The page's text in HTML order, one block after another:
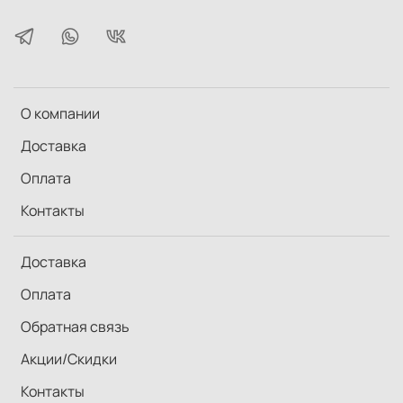
просветлением – это означает, что пользователь
увидит природу во всём её великолепии, в какой
Основные особенности
покрытием для яркого и чистого изображения
Большой вынос точки изображения для
комфортного обозревания всего поля зрения,
даже для носящих очки
бинокля относительно лица
глубины 1 м на 10 минут) и защита от запотевания
Легковесный корпус из поликарбоната,
усиленного стекловолокном
Все линзы и призмы изготовлены из экологически
чистого стекла, без содержания мышьяка и
О компании
Доставка
Оплата
Контакты
Доставка
Оплата
Обратная связь
Акции/Скидки
Контакты